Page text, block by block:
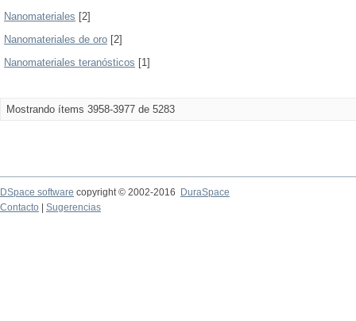
Nanomateriales [2]
Nanomateriales de oro [2]
Nanomateriales teranósticos [1]
Mostrando ítems 3958-3977 de 5283
DSpace software copyright © 2002-2016
DuraSpace
Contacto
Sugerencias